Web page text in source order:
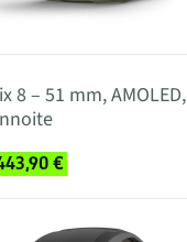
8 – 51 mm, AMOLED,
€